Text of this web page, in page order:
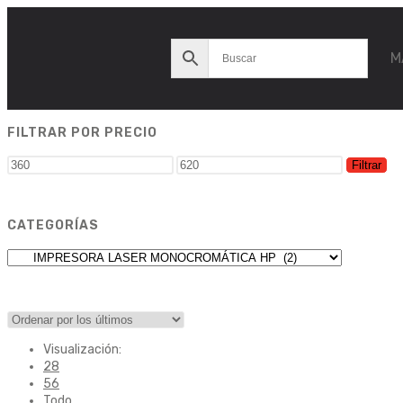
FILTRAR POR PRECIO
Filtrar
CATEGORÍAS
Visualización:
28
56